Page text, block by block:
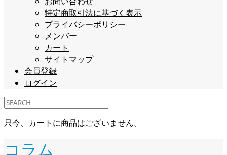
特定商取引法に基づく表示
プライバシーポリシー
メンバー
カート
サイトマップ
会員登録
ログイン
只今、カートに商品はございません。
コラム